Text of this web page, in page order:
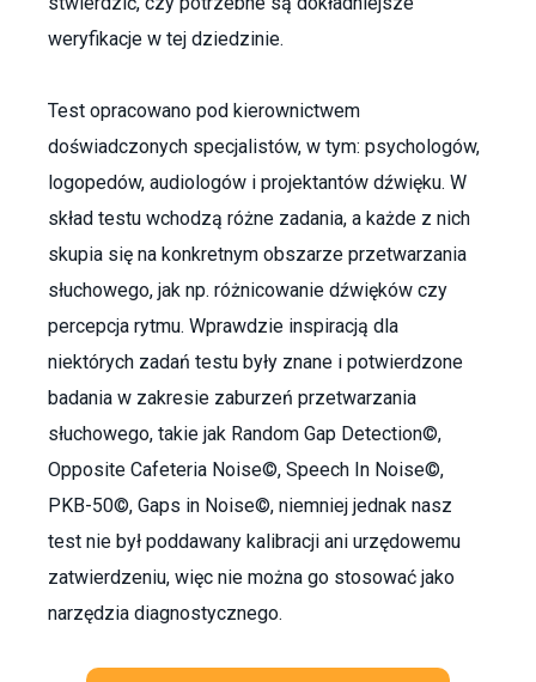
weryfikacje w tej dziedzinie.
Test opracowano pod kierownictwem
doświadczonych specjalistów, w tym: psychologów,
logopedów, audiologów i projektantów dźwięku. W
skład testu wchodzą różne zadania, a każde z nich
skupia się na konkretnym obszarze przetwarzania
słuchowego, jak np. różnicowanie dźwięków czy
percepcja rytmu. Wprawdzie inspiracją dla
niektórych zadań testu były znane i potwierdzone
badania w zakresie zaburzeń przetwarzania
słuchowego, takie jak Random Gap Detection©,
Opposite Cafeteria Noise©, Speech In Noise©,
PKB-50©, Gaps in Noise©, niemniej jednak nasz
test nie był poddawany kalibracji ani urzędowemu
zatwierdzeniu, więc nie można go stosować jako
narzędzia diagnostycznego.